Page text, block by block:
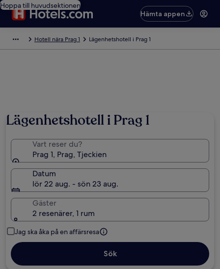
Hoppa till huvudsektionen
Hämta appen
Hotell nära Prag 1 Lägenhetshotell i Prag 1
Lägenhetshotell i Prag 1
Vart reser du?
Prag 1, Prag, Tjeckien
Datum
lör 22 aug. - sön 23 aug.
Gäster
2 resenärer, 1 rum
Jag ska åka på en affärsresa
Sök